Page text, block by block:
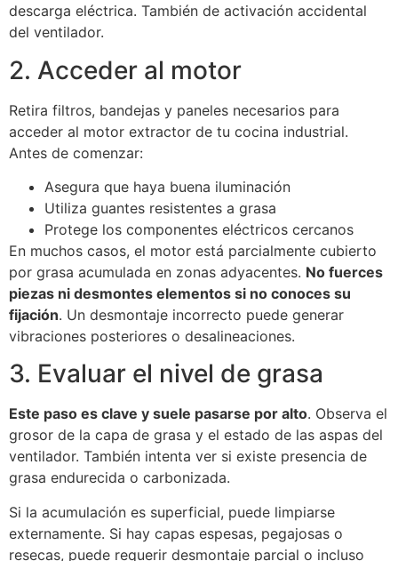
descarga eléctrica. También de activación accidental
del ventilador.
2. Acceder al motor
Retira filtros, bandejas y paneles necesarios para
acceder al motor extractor de tu cocina industrial.
Antes de comenzar:
Asegura que haya buena iluminación
Utiliza guantes resistentes a grasa
Protege los componentes eléctricos cercanos
En muchos casos, el motor está parcialmente cubierto
por grasa acumulada en zonas adyacentes. No fuerces
piezas ni desmontes elementos si no conoces su
fijación. Un desmontaje incorrecto puede generar
vibraciones posteriores o desalineaciones.
3. Evaluar el nivel de grasa
Este paso es clave y suele pasarse por alto. Observa el
grosor de la capa de grasa y el estado de las aspas del
ventilador. También intenta ver si existe presencia de
grasa endurecida o carbonizada.
Si la acumulación es superficial, puede limpiarse
externamente. Si hay capas espesas, pegajosas o
resecas, puede requerir desmontaje parcial o incluso